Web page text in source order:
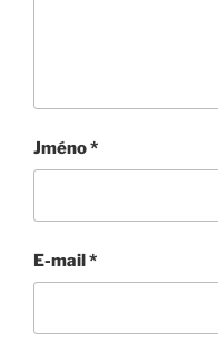
Jméno*
E-mail*